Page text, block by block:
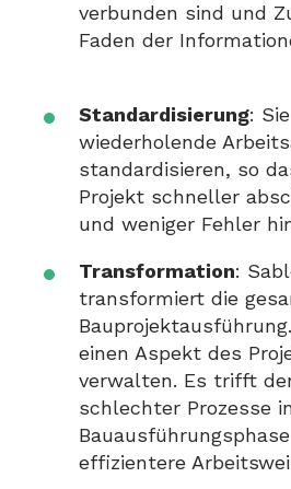
verbunden sind und
Faden der
Standardisierung:
wiederholende
standardisieren, so
Projekt schneller
und weniger Fehler
Transformation:
transformiert die
einen Aspekt des
verwalten. Es trifft
schlechter Prozesse
effizientere